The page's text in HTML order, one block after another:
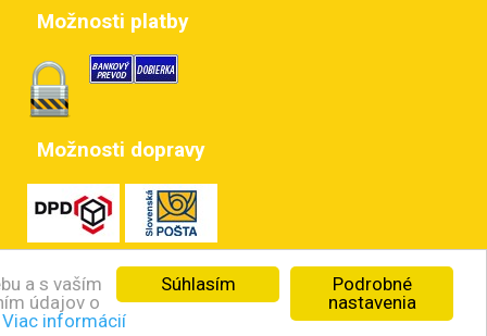
Podrobné
nastavenia
Súhlasím
a s vaším
údajov o
Viac informácií
Možnosti platby
Možnosti dopravy